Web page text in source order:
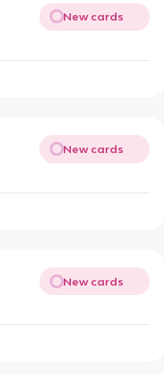
New cards
New cards
New cards